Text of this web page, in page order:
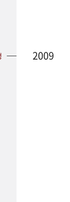
2009